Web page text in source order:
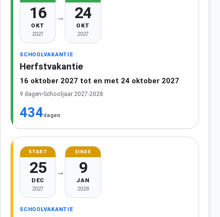
16
OKT
2027
→ 24
OKT
2027
SCHOOLVAKANTIE
Herfstvakantie
16 oktober 2027 tot en met 24 oktober 2027
9 dagen•Schooljaar 2027-2028
434dagen
START
25
DEC
2027
→
EINDE
9
JAN
2028
SCHOOLVAKANTIE